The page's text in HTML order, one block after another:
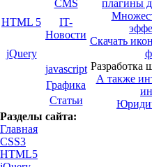
CMS
плагины
Скачать
Разработка
А также
HTML 5
IT-
Новости
jQuery
javascript
Графика
Статьи
Разделы сайта:
Главная
CSS3
HTML5